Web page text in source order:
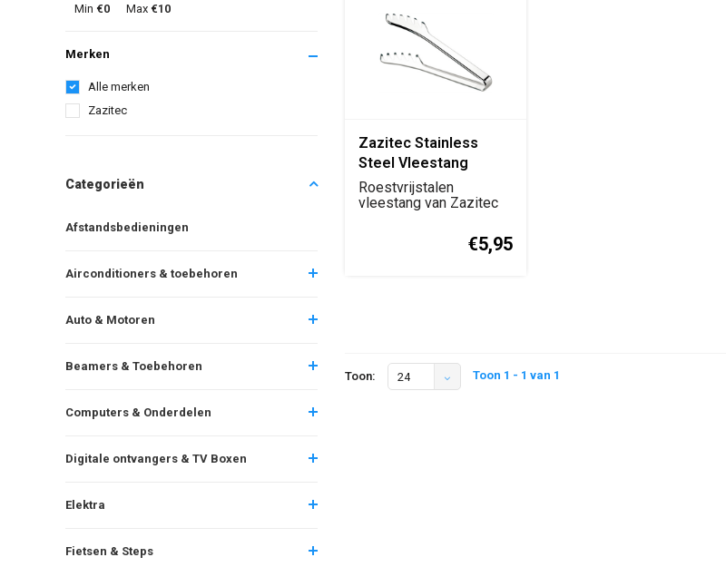
Min €0 Max €10
Merken
Alle merken
Zazitec
Categorieën
Afstandsbedieningen
Airconditioners & toebehoren
Auto & Motoren
Beamers & Toebehoren
Computers & Onderdelen
Digitale ontvangers & TV Boxen
Elektra
Fietsen & Steps
Zazitec Stainless
Steel Vleestang
Roestvrijstalen
vleestang van Zazitec
€5,95
Toon: 24 Toon 1 - 1 van 1